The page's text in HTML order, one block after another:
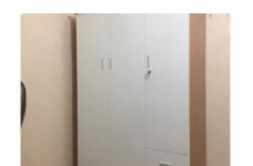
yêu thích ưa dùng. Dòng sản
tính thẩm mỹ cao, độ bền theo
thời gian và mang phong cách
hiện đại. Vậy nó có gì tốt hơn so
với tủ bếp gỗ tự nhiên? Hãy cùng